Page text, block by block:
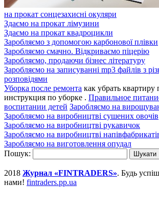
на прокат сонцезахисні окуляри
Здаємо на прокат лімузини
Здаємо на прокат квадроцикли
Заробляємо з допомогою карбонової плівки
Заробляємо смачно. Відкриваємо піцерію
Заробляємо, продаючи бізнес літературу
Заробляємо на записуванні mp3 файлів з
розповідями
Уборка после ремонта как убрать квартиру
инструкция по уборке . Правильное
воспитании детей Заробляємо на
Заробляємо на виробництві сушених овочів
Заробляємо на виробництві рукавичок
Заробляємо на виробництві
Заробляємо на виготовлення опудал
Пошук:
2018 Журнал «FINTRADERS». Будь
нами! fintraders.pp.ua